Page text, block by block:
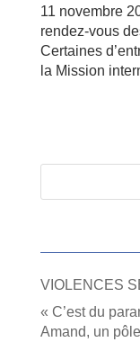
11 novembre
rendez-vous
Certaines
la Mission
VIOLENCES
« C’est du
Amand, un